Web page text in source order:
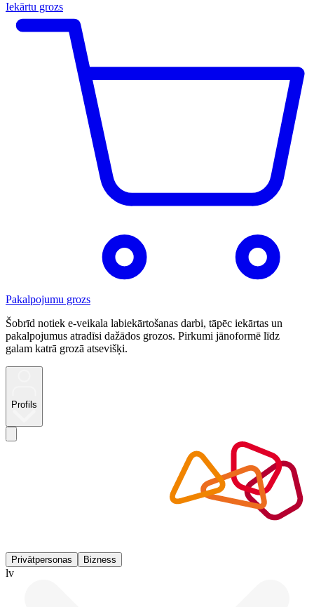
Iekārtu grozs
Pakalpojumu grozs
Šobrīd notiek e-veikala labiekārtošanas darbi, tāpēc iekārtas un
pakalpojumus atradīsi dažādos grozos. Pirkumi jānoformē līdz
galam katrā grozā atsevišķi.
Profils
Privātpersonas Bizness
lv